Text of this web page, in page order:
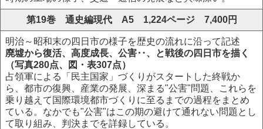
第19巻 通史編現代 A5 1,224ページ 7,400円
明治～昭和末の四日市の様子を歴史の流れに沿って記述
廃墟から復活、高度成長、公害‥、と戦後の四日市を描く
（写真280点、図・表307点）
占領軍による「民主国家」づくりがスタートした終戦か
ら、都市の復興、産業の発展、深まる"公害"問題、これらを
乗り越えて国際環境都市づくりに至るまでの過程をまとめ
ている。なかでも"公害"はこの期の避けて通れない問題とし
て取り組み、判決までを詳録している。